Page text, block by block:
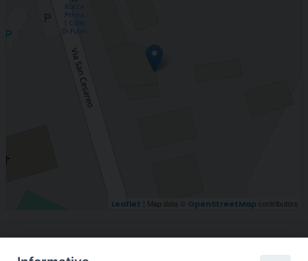
Leaflet | Map data © OpenStreetMap contributors